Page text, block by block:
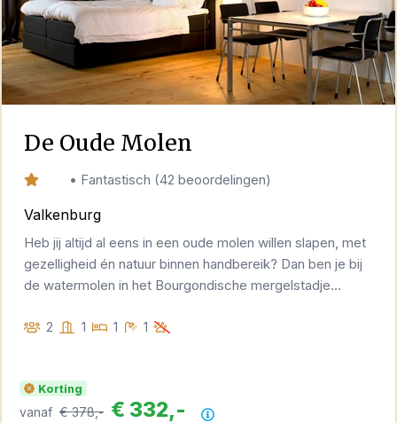
De Oude Molen
• Fantastisch (42 beoordelingen)
Valkenburg
Heb jij altijd al eens in een oude molen willen slapen, met
gezelligheid én natuur binnen handbereik? Dan ben je bij
de watermolen in het Bourgondische mergelstadje
2 1 1 1
Korting
vanaf € 378,- € 332,-